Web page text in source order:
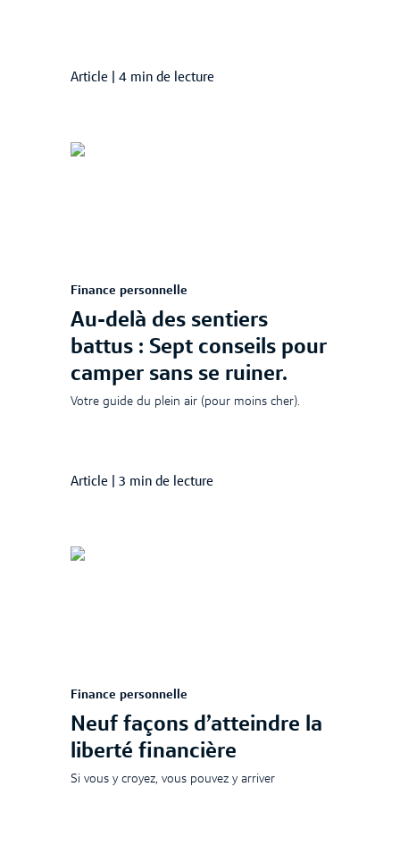
Article 4 min de lecture
Finance personnelle
Au-delà des sentiers
battus : Sept conseils pour
camper sans se ruiner.
Votre guide du plein air (pour moins cher).
Article 3 min de lecture
Finance personnelle
Neuf façons d’atteindre la
liberté financière
Si vous y croyez, vous pouvez y arriver